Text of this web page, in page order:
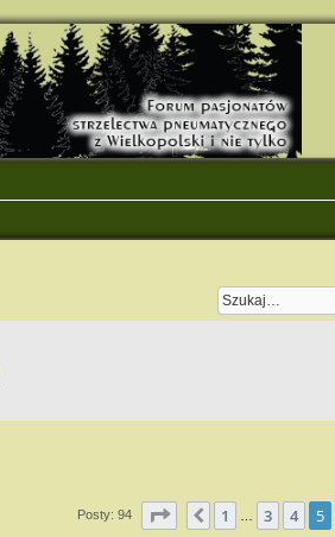
Posty: 94 Strona5 z7
Poprzednia
1 3 4 5